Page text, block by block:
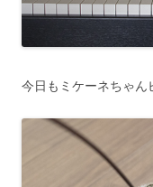
今日もミケーネちゃん